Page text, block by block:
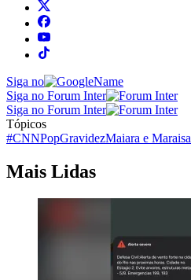
Siga no
Siga no Forum Inter
Siga no Forum Inter
Tópicos
#CNNPopGravidezMaiara e Maraisa
Mais Lidas